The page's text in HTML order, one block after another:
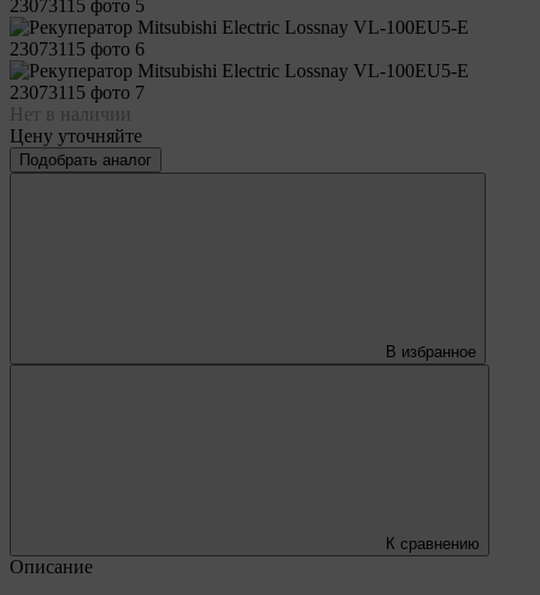
Нет в наличии
Цену уточняйте
Подобрать аналог
В избранное
К сравнению
Описание